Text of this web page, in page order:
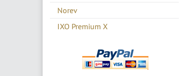
Norev
IXO Premium X